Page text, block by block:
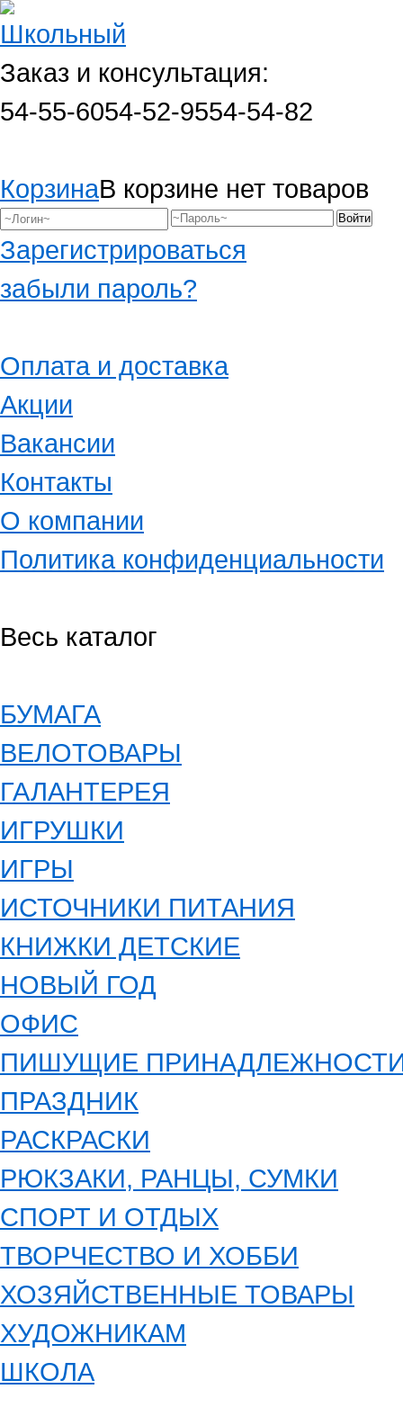
Заказ и консультация:
54-55-6054-52-9554-54-82
КорзинаВ корзине нет товаров
Зарегистрироваться
забыли пароль?
Оплата и доставка
Акции
Вакансии
Контакты
О компании
Политика конфиденциальности
Весь каталог
БУМАГА
ВЕЛОТОВАРЫ
ГАЛАНТЕРЕЯ
ИГРУШКИ
ИГРЫ
ИСТОЧНИКИ ПИТАНИЯ
КНИЖКИ ДЕТСКИЕ
НОВЫЙ ГОД
ОФИС
ПИШУЩИЕ
ПРАЗДНИК
РАСКРАСКИ
РЮКЗАКИ, РАНЦЫ, СУМКИ
СПОРТ И ОТДЫХ
ТВОРЧЕСТВО И ХОББИ
ХОЗЯЙСТВЕННЫЕ ТОВАРЫ
ХУДОЖНИКАМ
ШКОЛА